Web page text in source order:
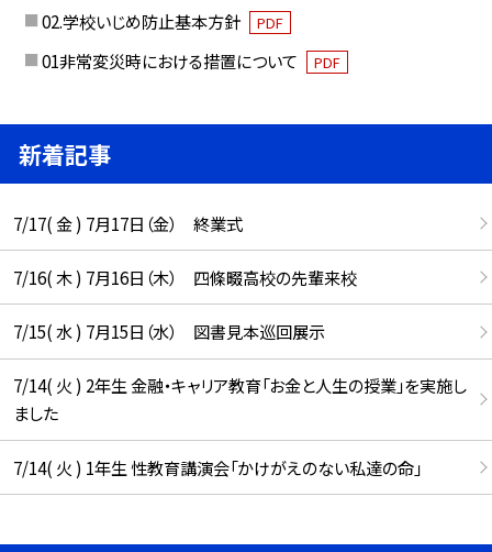
02.学校いじめ防止基本方針 PDF
01非常変災時における措置について PDF
新着記事
7/17( 金 ) 7月17日（金） 終業式
7/16( 木 ) 7月16日（木） 四條畷高校の先輩来校
7/15( 水 ) 7月15日（水） 図書見本巡回展示
7/14( 火 ) 2年生 金融・キャリア教育「お金と人生の授業」を実施し
ました
7/14( 火 ) 1年生 性教育講演会「かけがえのない私達の命」